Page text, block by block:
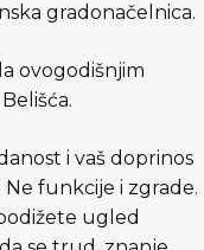
gradonačelnica.
ovogodišnjim
i vaš doprinos
funkcije i zgrade.
ugled